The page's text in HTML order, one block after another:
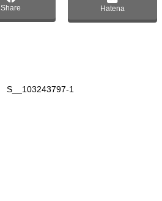
Share Hatena
S__103243797-1